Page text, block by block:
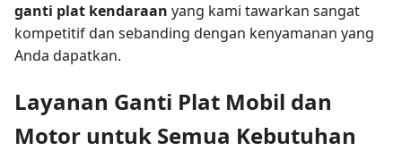
ganti plat kendaraan yang kami tawarkan sangat
kompetitif dan sebanding dengan kenyamanan yang
Anda dapatkan.
Layanan Ganti Plat Mobil dan
Motor untuk Semua Kebutuhan